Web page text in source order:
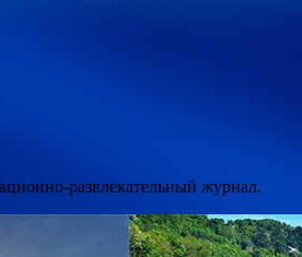
развлекательный журнал.